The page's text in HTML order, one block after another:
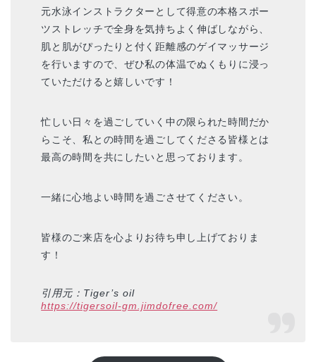
元水泳インストラクターとして得意の本格スポー
ツストレッチで全身を気持ちよく伸ばしながら、
肌と肌がぴったりと付く距離感のゲイマッサージ
を行いますので、ぜひ私の体温でぬくもりに浸っ
ていただけると嬉しいです！
忙しい日々を過ごしていく中の限られた時間だか
らこそ、私との時間を過ごしてくださる皆様とは
最高の時間を共にしたいと思っております。
一緒に心地よい時間を過ごさせてください。
皆様のご来店を心よりお待ち申し上げておりま
す！
引用元：Tiger’s oil
https://tigersoil-gm.jimdofree.com/